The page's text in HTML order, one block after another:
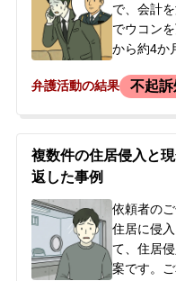
で、会計
でウコン
から約4か
した。警
のは1箱と
を争うつ
な不安を
対応につ
所され、
弁護活動の結果 不起
複数件の住居侵入と
返した事例
依頼者の
住居に侵
て、住居
案です。